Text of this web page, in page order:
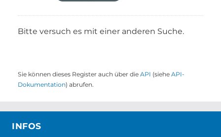
Bitte versuch es mit einer anderen Suche.
Sie können dieses Register auch über die API (siehe API-
Dokumentation) abrufen.
INFOS